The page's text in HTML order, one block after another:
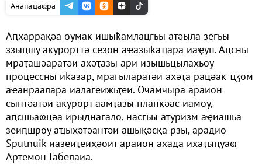
Анапаҵаҩра
Аԥхаррақәа оумак ишыҟамлацгьы атәыла зегьы
ззыԥшу акурорттә сезон аҽазыҟаҵара иаҿуп. Аԥсны
мраҭашәаратәи ахәҭазы ари изышьцылахьоу
процессны иҟазар, мрагыларатәи ахәҭа рацәак ҵӡом
аҽанраалара иалагеижьҭеи. Очамчыра араион
сынтәатәи акурорт аамҭазы планқәас иамоу,
аԥсшьаҩцәа ирыднагало, насгьы атуризм аҿиашьа
зеиԥшроу аҵыхәтәантәи ашықәсқа рзы, арадио
Sputnuik иазеиҭеиҳәоит араион ахада ихаҭыԥуаҩ
Артемон Габелаиа.